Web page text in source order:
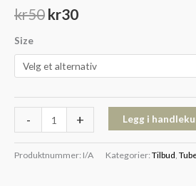
kr50 kr30
Size
- + Legg i
Produktnummer: I/A Kategorier: Tilbud,